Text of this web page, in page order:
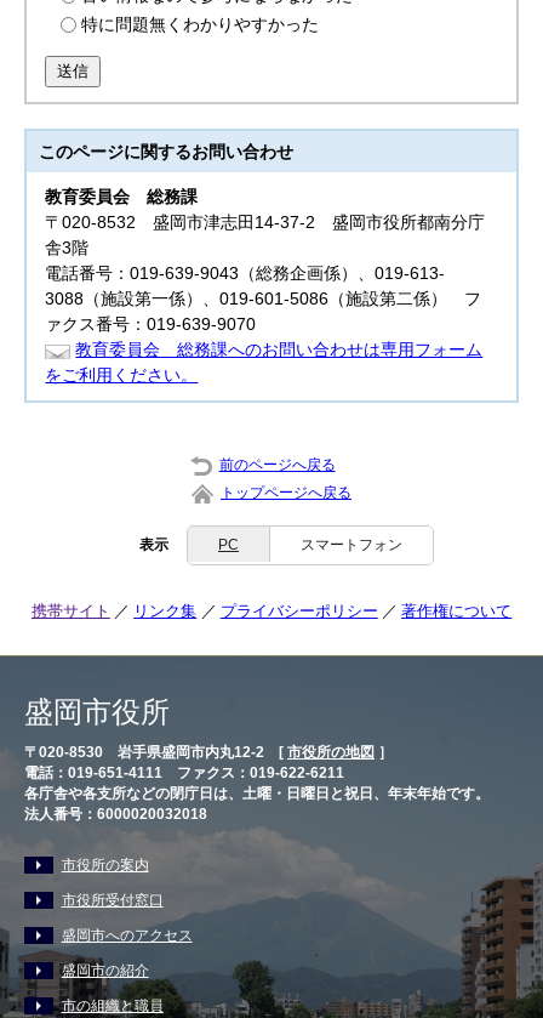
特に問題無くわかりやすかった
送信
このページに関するお問い合わせ
教育委員会総務課
〒020-8532 盛岡市津志田14-37-2 盛岡市役所都南分庁
舎3階
電話番号：019-639-9043（総務企画係）、019-613-
3088（施設第一係）、019-601-5086（施設第二係） フ
ァクス番号：019-639-9070
教育委員会 総務課へのお問い合わせは専用フォーム
をご利用ください。
前のページへ戻る
トップページへ戻る
表示 PC スマートフォン
携帯サイト リンク集 プライバシーポリシー 著作権について
盛岡市役所
〒020-8530 岩手県盛岡市内丸12-2 [ 市役所の地図 ］
電話：019-651-4111 ファクス：019-622-6211
各庁舎や各支所などの閉庁日は、土曜・日曜日と祝日、年末年始です。
法人番号：6000020032018
市役所の案内
市役所受付窓口
盛岡市へのアクセス
盛岡市の紹介
市の組織と職員